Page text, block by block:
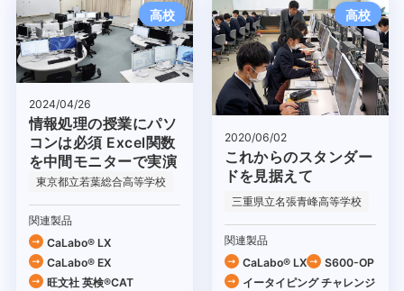
高校
2024/04/26
情報処理の授業にパソ
コンは必須 Excel関数
を中間モニターで実演
東京都立若葉総合高等学校
関連製品
CaLabo® LX
CaLabo® EX
旺文社 英検®CAT
高校
2020/06/02
これからのスタンダー
ドを見据えて
三重県立名張青峰高等学校
関連製品
CaLabo® LX
S600-OP
イータイピング チャレンジ